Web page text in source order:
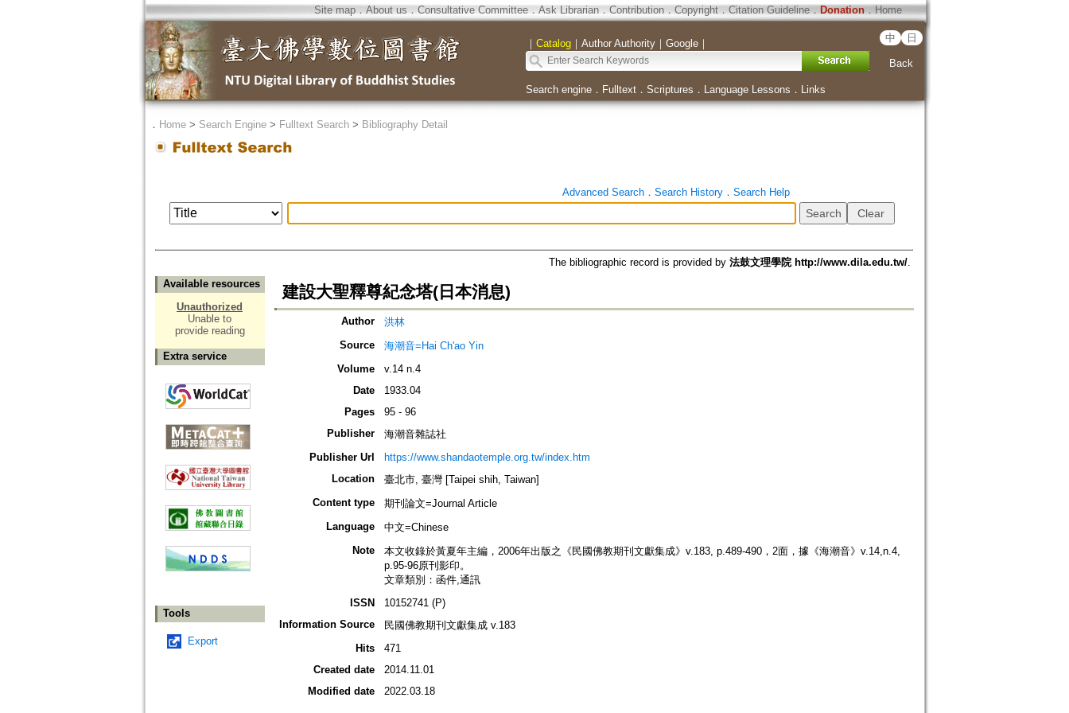
Site map．About us ． Consultative Committee． Ask Librarian． Contribution．Copyright．Citation Guideline． Donation．Home
｜ Catalog｜ Author Authority｜ Google｜ 中 日
Back
Search engine． Fulltext． Scriptures ． Language Lessons ． Links
． Home> Search Engine> Fulltext Search> Bibliography Detail
Advanced Search． Search History． Search Help
The bibliographic record is provided by 法鼓文理學院 http://www.dila.edu.tw/.
Available resources
Unauthorized
Unable to
provide reading
Extra service
Tools
Export
建設大聖釋尊紀念塔(日本消息)
Author
洪林
Source
海潮音=Hai Ch'ao Yin
Volume
v.14 n.4
Date
1933.04
Pages
95 - 96
Publisher
海潮音雜誌社
Publisher Url
https://www.shandaotemple.org.tw/index.htm
Location
臺北市, 臺灣 [Taipei shih, Taiwan]
Content type
期刊論文=Journal Article
Language
中文=Chinese
Note
本文收錄於黃夏年主編，2006年出版之《民國佛教期刊文獻集成》v.183, p.489-490，2面，據《海潮音》v.14,n.4,
p.95-96原刊影印。
文章類別：函件,通訊
ISSN
10152741 (P)
Information Source
民國佛教期刊文獻集成 v.183
Hits
471
Created date
2014.11.01
Modified date
2022.03.18